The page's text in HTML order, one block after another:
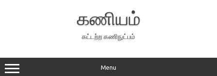
கணியம்
கட்டற்ற கணிநுட்பம்
Menu